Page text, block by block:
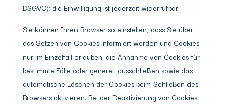
DSGVO); die Einwilligung ist jederzeit widerrufbar.
Sie können Ihren Browser so einstellen, dass Sie über
das Setzen von Cookies informiert werden und Cookies
nur im Einzelfall erlauben, die Annahme von Cookies für
bestimmte Fälle oder generell ausschließen sowie das
automatische Löschen der Cookies beim Schließen des
Browsers aktivieren. Bei der Deaktivierung von Cookies